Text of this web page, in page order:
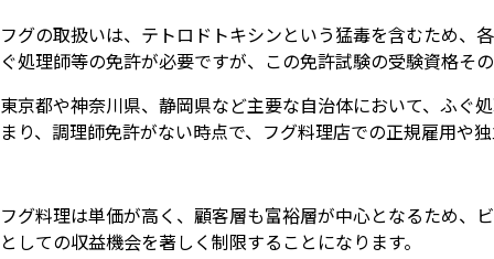
フグの取扱いは、テトロドトキシンという猛毒を含むため、
ぐ処理師等の免許が必要ですが、この免許試験の受験資格そ
東京都や神奈川県、静岡県など主要な自治体において、ふぐ
まり、調理師免許がない時点で、フグ料理店での正規雇用や
フグ料理は単価が高く、顧客層も富裕層が中心となるため、
としての収益機会を著しく制限することになります。